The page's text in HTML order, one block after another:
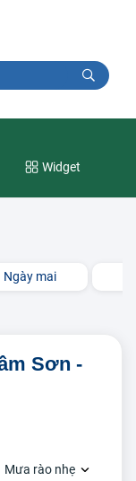
Widget
Ngày mai
Sơn -
Mưa rào nhẹ